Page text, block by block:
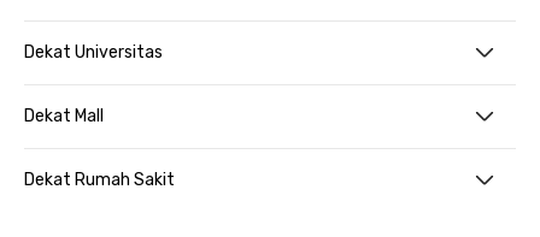
Dekat Universitas
Dekat Mall
Dekat Rumah Sakit